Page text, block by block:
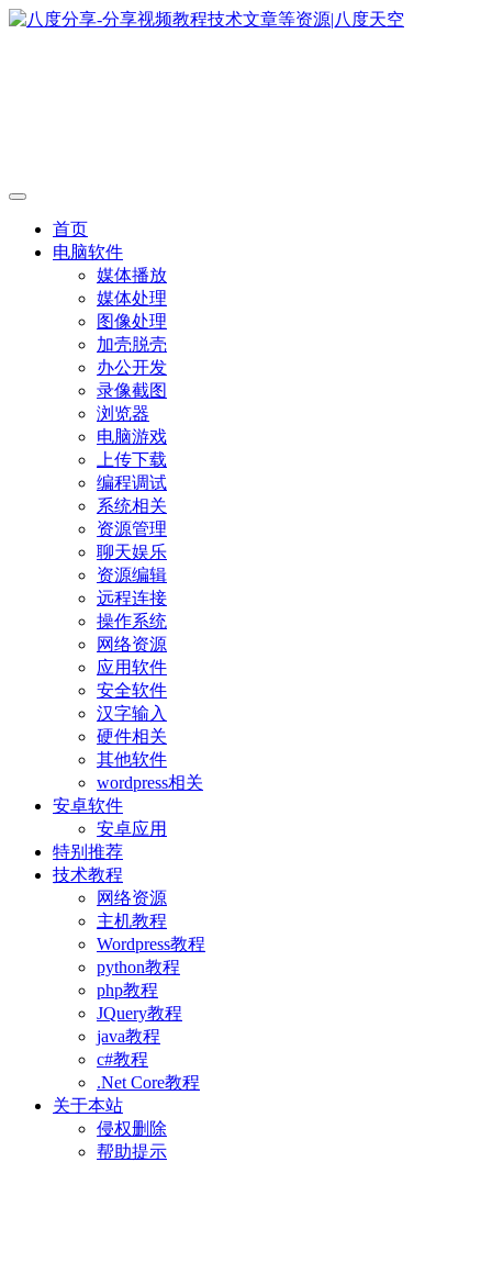
首页
电脑软件
媒体播放
媒体处理
图像处理
加壳脱壳
办公开发
录像截图
浏览器
电脑游戏
上传下载
编程调试
系统相关
资源管理
聊天娱乐
资源编辑
远程连接
操作系统
网络资源
应用软件
安全软件
汉字输入
硬件相关
其他软件
wordpress相关
安卓软件
安卓应用
特别推荐
技术教程
网络资源
主机教程
Wordpress教程
python教程
php教程
JQuery教程
java教程
c#教程
.Net Core教程
关于本站
侵权删除
帮助提示